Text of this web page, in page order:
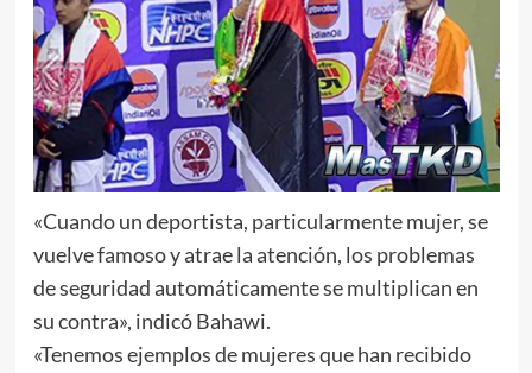
«Cuando un deportista, particularmente mujer, se
vuelve famoso y atrae la atención, los problemas
de seguridad automáticamente se multiplican en
su contra», indicó Bahawi.
«Tenemos ejemplos de mujeres que han recibido